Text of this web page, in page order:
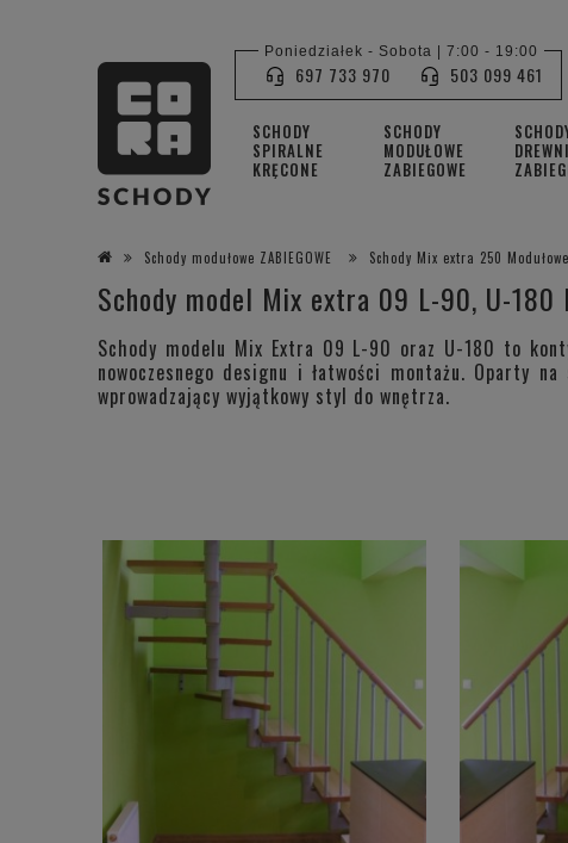
SCHODY
SPIRALNE
KRĘCONE
SCHODY
MODUŁOWE
ZABIEGOWE
Poniedziałek - Sobota | 7:00 - 19:00
697 733 970 503 099 461
Schody modułowe ZABIEGOWE Schody Mix extra 250 Modułowe
Schody model Mix extra 09 L-90, U-180
Schody modelu Mix Extra 09 L-90 oraz U-180 to
nowoczesnego designu i łatwości montażu. Oparty
wprowadzający wyjątkowy styl do wnętrza.